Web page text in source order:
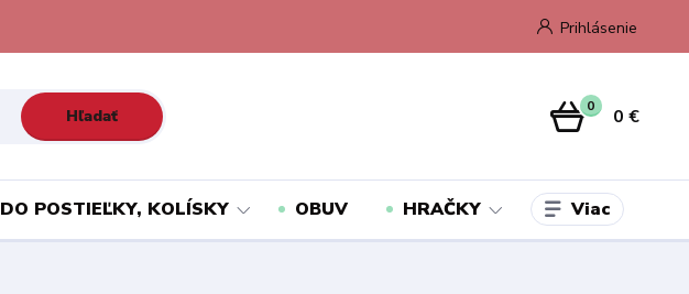
Prihlásenie
Hľadať 0 0 €
DO POSTIEĽKY, KOLÍSKY OBUV HRAČKY Viac